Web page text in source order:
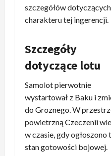
szczegółów dotyczących
charakteru tej ingerencji.
Szczegóły
dotyczące lotu
Samolot pierwotnie
wystartował z Baku i
do Groznego. W
powietrzną Czeczenii
w czasie, gdy ogłoszono
stan gotowości bojowej.